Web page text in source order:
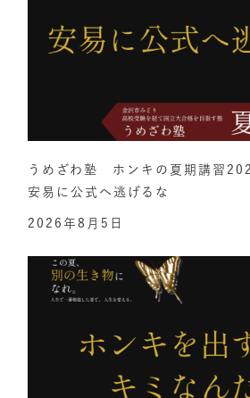
うめざわ塾 ホンキの夏期講習
安易に公式へ逃げるな
2026年8月5日